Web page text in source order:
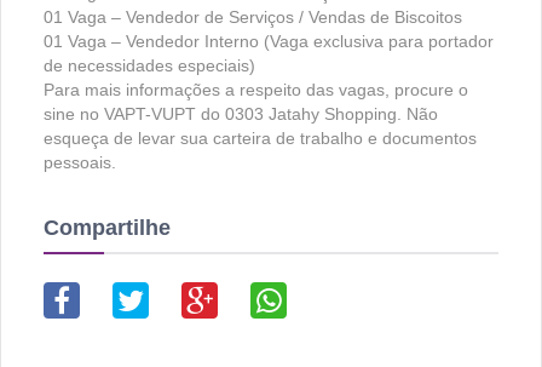
01 Vaga – Vendedor de Serviços / Vendas de Biscoitos
01 Vaga – Vendedor Interno (Vaga exclusiva para portador
de necessidades especiais)
Para mais informações a respeito das vagas, procure o
sine no VAPT-VUPT do 0303 Jatahy Shopping. Não
esqueça de levar sua carteira de trabalho e documentos
pessoais.
Compartilhe